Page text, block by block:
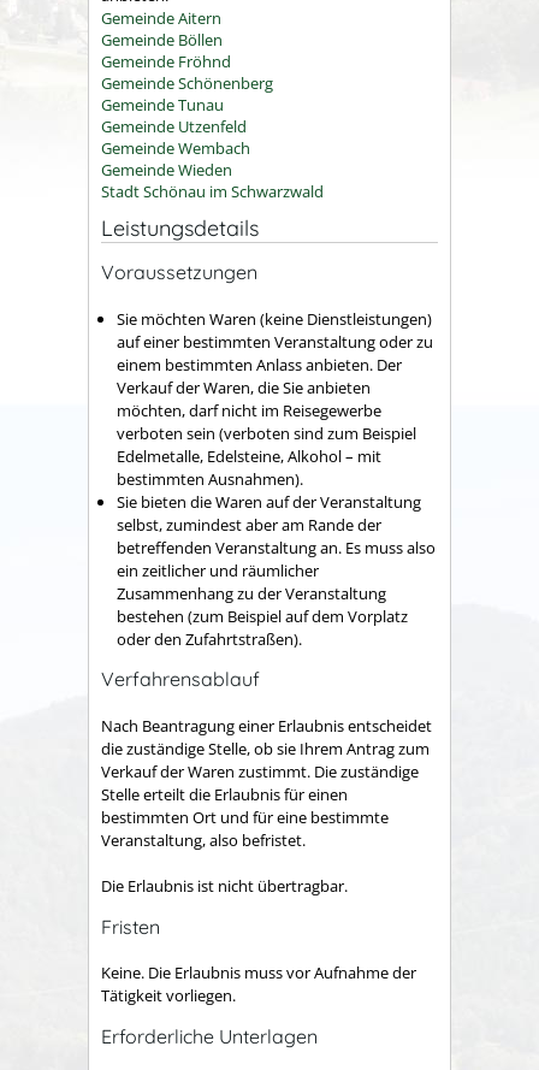
Gemeinde Aitern
Gemeinde Böllen
Gemeinde Fröhnd
Gemeinde Schönenberg
Gemeinde Tunau
Gemeinde Utzenfeld
Gemeinde Wembach
Gemeinde Wieden
Stadt Schönau im Schwarzwald
Leistungsdetails
Voraussetzungen
Sie möchten Waren (keine Dienstleistungen)
auf einer bestimmten Veranstaltung oder zu
einem bestimmten Anlass anbieten. Der
Verkauf der Waren, die Sie anbieten
möchten, darf nicht im Reisegewerbe
verboten sein (verboten sind zum Beispiel
Edelmetalle, Edelsteine, Alkohol – mit
bestimmten Ausnahmen).
Sie bieten die Waren auf der Veranstaltung
selbst, zumindest aber am Rande der
betreffenden Veranstaltung an. Es muss also
ein zeitlicher und räumlicher
Zusammenhang zu der Veranstaltung
bestehen (zum Beispiel auf dem Vorplatz
oder den Zufahrtstraßen).
Verfahrensablauf
Nach Beantragung einer Erlaubnis entscheidet
die zuständige Stelle, ob sie Ihrem Antrag zum
Verkauf der Waren zustimmt. Die zuständige
Stelle erteilt die Erlaubnis für einen
bestimmten Ort und für eine bestimmte
Veranstaltung, also befristet.
Die Erlaubnis ist nicht übertragbar.
Fristen
Keine. Die Erlaubnis muss vor Aufnahme der
Tätigkeit vorliegen.
Erforderliche Unterlagen